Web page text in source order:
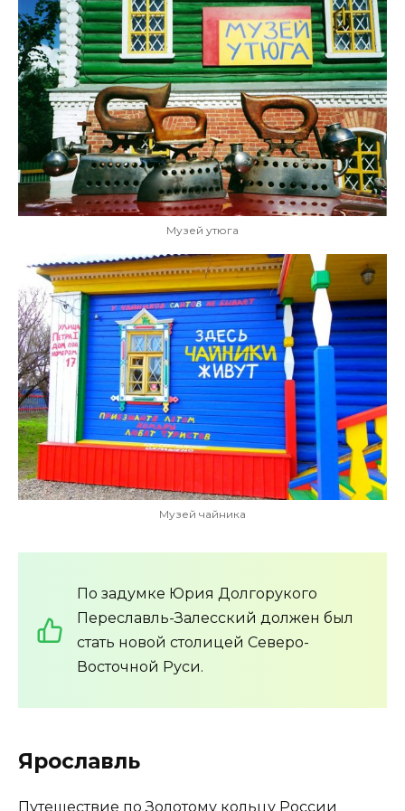
Музей утюга
Музей чайника
По задумке Юрия Долгорукого
Переславль-Залесский должен был
стать новой столицей Северо-
Восточной Руси.
Ярославль
Путешествие по Золотому кольцу России